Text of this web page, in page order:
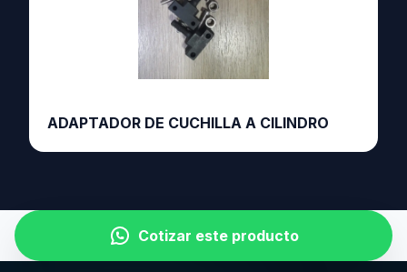
ADAPTADOR DE CUCHILLA A CILINDRO
Cotizar este producto